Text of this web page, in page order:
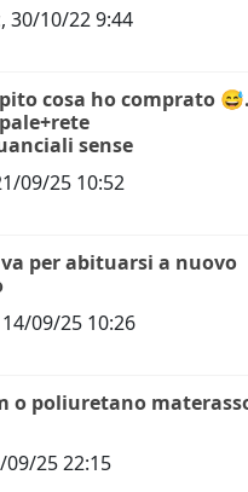
,30/10/22 9:44
cosa ho comprato 😅.
sense
09/25 10:52
per abituarsi a nuovo
14/09/25 10:26
o poliuretano
09/25 22:15